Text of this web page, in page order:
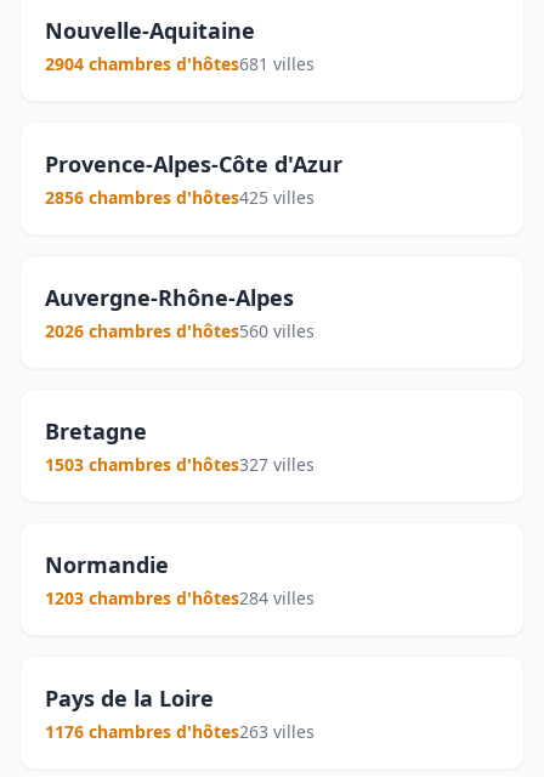
Nouvelle-Aquitaine
2904 chambres d'hôtes681 villes
Provence-Alpes-Côte d'Azur
2856 chambres d'hôtes425 villes
Auvergne-Rhône-Alpes
2026 chambres d'hôtes560 villes
Bretagne
1503 chambres d'hôtes327 villes
Normandie
1203 chambres d'hôtes284 villes
Pays de la Loire
1176 chambres d'hôtes263 villes